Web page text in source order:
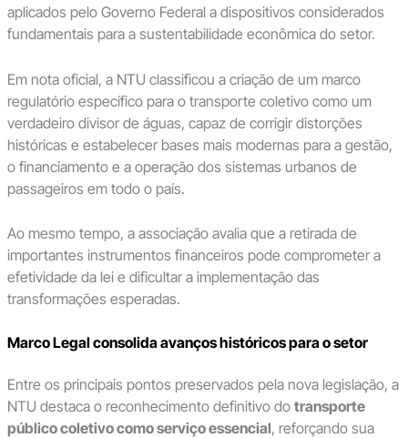
aplicados pelo Governo Federal a dispositivos considerados
fundamentais para a sustentabilidade econômica do setor.
Em nota oficial, a NTU classificou a criação de um marco
regulatório específico para o transporte coletivo como um
verdadeiro divisor de águas, capaz de corrigir distorções
históricas e estabelecer bases mais modernas para a gestão,
o financiamento e a operação dos sistemas urbanos de
passageiros em todo o país.
Ao mesmo tempo, a associação avalia que a retirada de
importantes instrumentos financeiros pode comprometer a
efetividade da lei e dificultar a implementação das
transformações esperadas.
Marco Legal consolida avanços históricos para o setor
Entre os principais pontos preservados pela nova legislação, a
NTU destaca o reconhecimento definitivo do transporte
público coletivo como serviço essencial, reforçando sua